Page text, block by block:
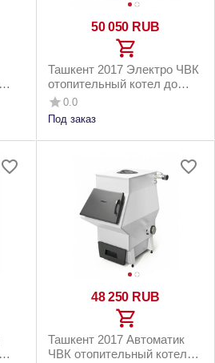
50 050 RUB
Ташкент 2017 Электро ЧВК
отопительный котел до
150м2 16кВт
0.0
Под заказ
48 250 RUB
Ташкент 2017 Автоматик
ЧВК отопительный котел